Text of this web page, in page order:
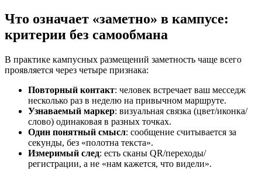
Что означает «заметно» в кампусе:
критерии без самообмана
В практике кампусных размещений заметность чаще всего
проявляется через четыре признака:
Повторный контакт: человек встречает ваш месседж
несколько раз в неделю на привычном маршруте.
Узнаваемый маркер: визуальная связка (цвет/иконка/
слово) одинаковая в разных точках.
Один понятный смысл: сообщение считывается за
секунды, без «полотна текста».
Измеримый след: есть сканы QR/переходы/
регистрации, а не «нам кажется, что видели».